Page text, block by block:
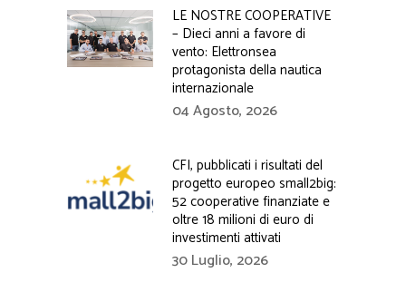
LE NOSTRE COOPERATIVE
– Dieci anni a favore di
vento: Elettronsea
protagonista della nautica
internazionale
04 Agosto, 2026
CFI, pubblicati i risultati del
progetto europeo small2big:
52 cooperative finanziate e
oltre 18 milioni di euro di
investimenti attivati
30 Luglio, 2026